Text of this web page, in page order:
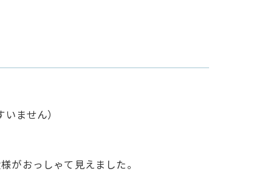
ません）
おっしゃて見えました。